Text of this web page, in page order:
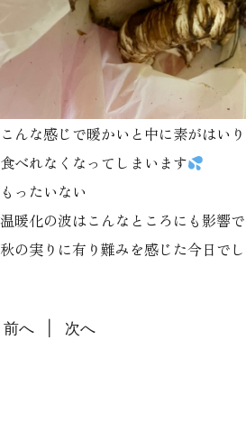
こんな感じで暖かいと中に素がはいり
食べれなくなってしまいます
もったいない
温暖化の波はこんなところにも影響
秋の実りに有り難みを感じた今日で
前へ 次へ